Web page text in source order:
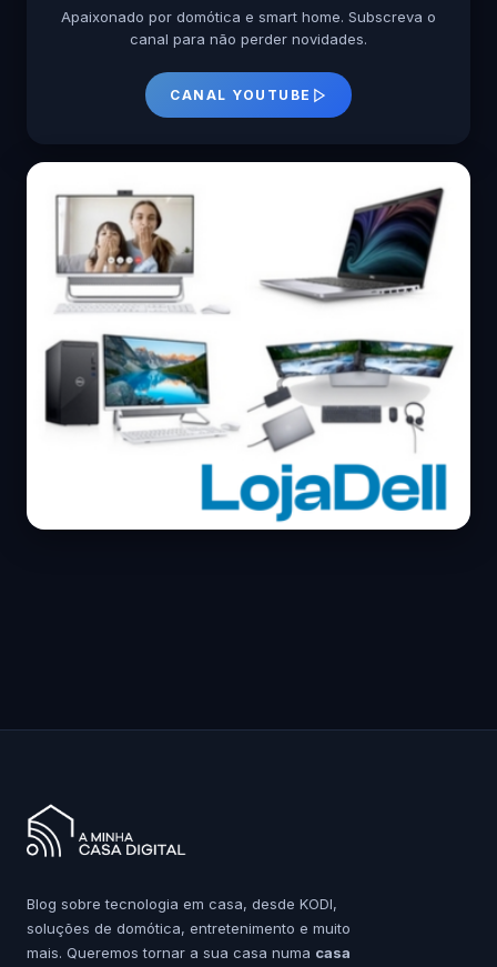
Apaixonado por domótica e smart home. Subscreva o
canal para não perder novidades.
CANAL YOUTUBE
Blog sobre tecnologia em casa, desde KODI,
soluções de domótica, entretenimento e muito
mais. Queremos tornar a sua casa numa casa